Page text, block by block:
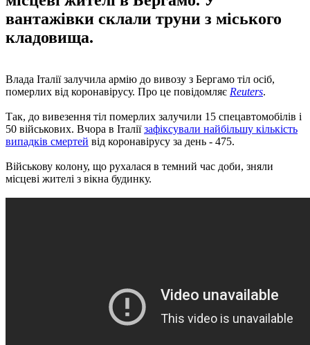
вантажівки склали труни з міського
кладовища.
Влада Італії залучила армію до вивозу з Бергамо тіл осіб,
померлих від коронавірусу. Про це повідомляє Reuters.
Так, до вивезення тіл померлих залучили 15 спецавтомобілів і
50 військових. Вчора в Італіїзафіксували найбільшу кількість
випадків смертей від коронавірусу за день - 475.
Військову колону, що рухалася в темний час доби, зняли
місцеві жителі з вікна будинку.